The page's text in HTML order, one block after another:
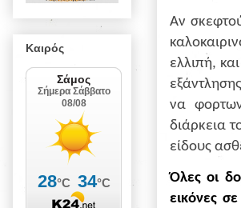
Αν
ελλιπή,
να
διάρκεια
είδους
Όλες οι
εικόνες
Καιρός